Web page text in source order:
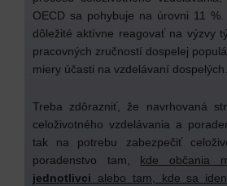
OECD sa pohybuje na úrovni 11
dôležité aktívne reagovať na výzvy
pracovných zručností dospelej
miery účasti na vzdelávaní dospelých.
Treba zdôrazniť, že navrhovaná
celoživotného vzdelávania a
tak na potrebu zabezpečiť
poradenstvo tam, kde občania
jednotlivci alebo tam, kde sa